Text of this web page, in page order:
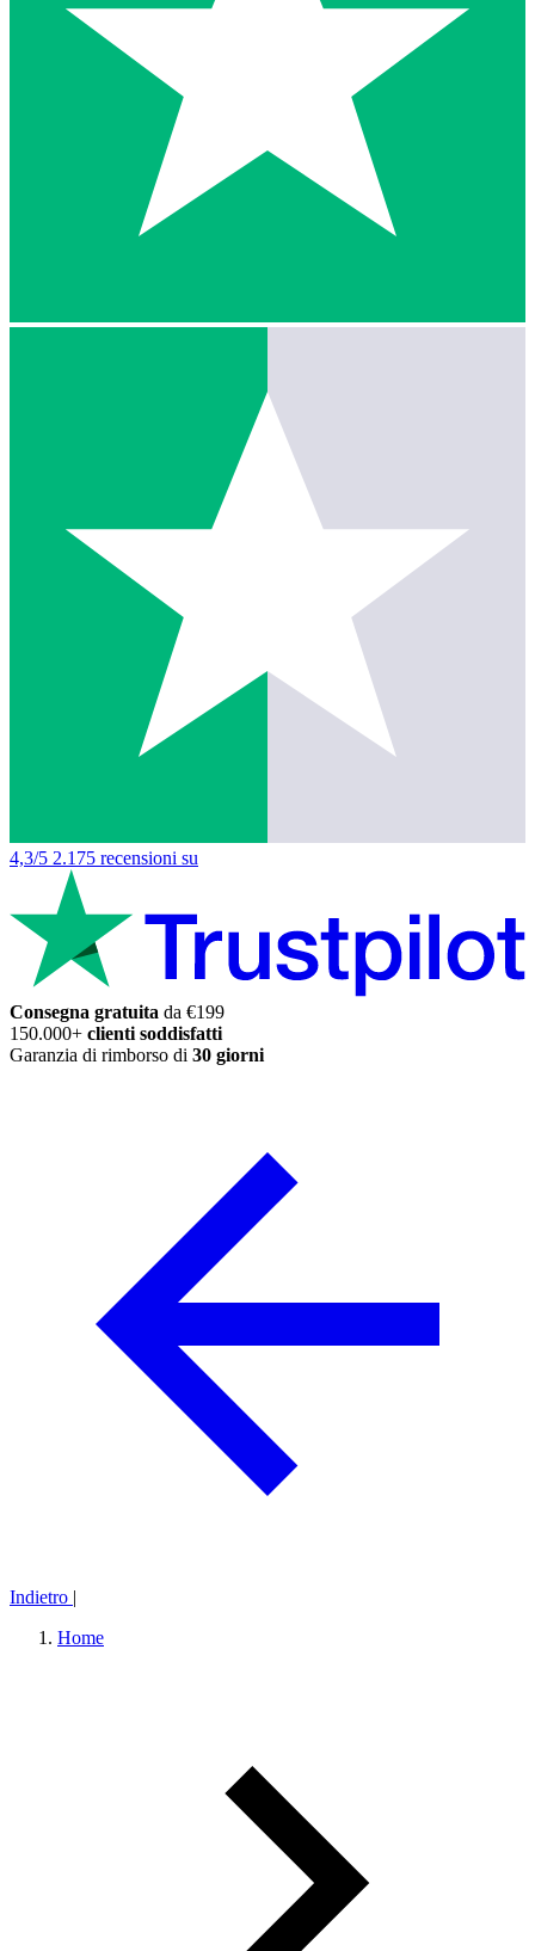
4,3/5 2.175 recensioni su
Consegna gratuita da €199
150.000+ clienti soddisfatti
Garanzia di rimborso di 30 giorni
Indietro |
Home